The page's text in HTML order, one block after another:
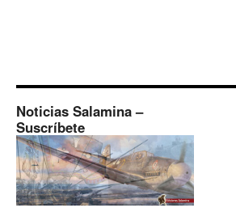
Noticias Salamina –
Suscríbete